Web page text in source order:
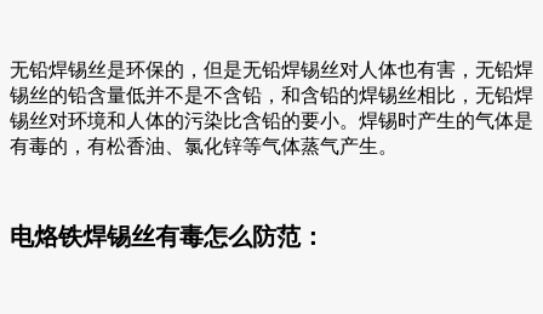
无铅焊锡丝是环保的，但是无铅焊锡丝对人体也有害，无铅焊
锡丝的铅含量低并不是不含铅，和含铅的焊锡丝相比，无铅焊
锡丝对环境和人体的污染比含铅的要小。焊锡时产生的气体是
有毒的，有松香油、氯化锌等气体蒸气产生。
电烙铁焊锡丝有毒怎么防范：